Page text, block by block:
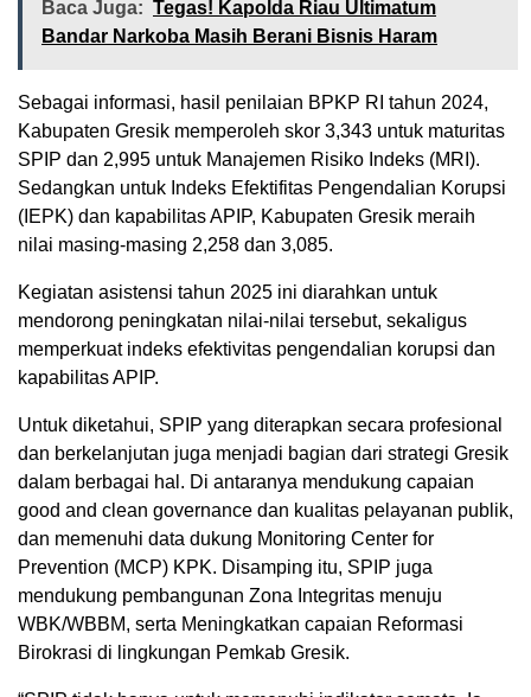
Baca Juga: Tegas! Kapolda Riau Ultimatum
Bandar Narkoba Masih Berani Bisnis Haram
Sebagai informasi, hasil penilaian BPKP RI tahun 2024,
Kabupaten Gresik memperoleh skor 3,343 untuk maturitas
SPIP dan 2,995 untuk Manajemen Risiko Indeks (MRI).
Sedangkan untuk Indeks Efektifitas Pengendalian Korupsi
(IEPK) dan kapabilitas APIP, Kabupaten Gresik meraih
nilai masing-masing 2,258 dan 3,085.
Kegiatan asistensi tahun 2025 ini diarahkan untuk
mendorong peningkatan nilai-nilai tersebut, sekaligus
memperkuat indeks efektivitas pengendalian korupsi dan
kapabilitas APIP.
Untuk diketahui, SPIP yang diterapkan secara profesional
dan berkelanjutan juga menjadi bagian dari strategi Gresik
dalam berbagai hal. Di antaranya mendukung capaian
good and clean governance dan kualitas pelayanan publik,
dan memenuhi data dukung Monitoring Center for
Prevention (MCP) KPK. Disamping itu, SPIP juga
mendukung pembangunan Zona Integritas menuju
WBK/WBBM, serta Meningkatkan capaian Reformasi
Birokrasi di lingkungan Pemkab Gresik.